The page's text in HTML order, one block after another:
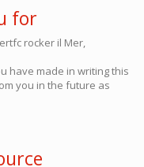
for
rocker il Mer,
have made in writing this
you in the future as